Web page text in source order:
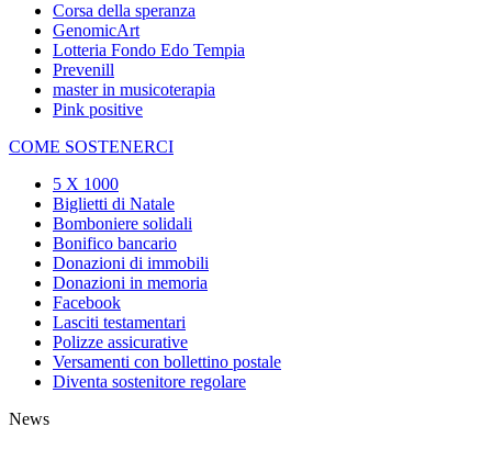
Corsa della speranza
GenomicArt
Lotteria Fondo Edo Tempia
Prevenill
master in musicoterapia
Pink positive
COME SOSTENERCI
5 X 1000
Biglietti di Natale
Bomboniere solidali
Bonifico bancario
Donazioni di immobili
Donazioni in memoria
Facebook
Lasciti testamentari
Polizze assicurative
Versamenti con bollettino postale
Diventa sostenitore regolare
News